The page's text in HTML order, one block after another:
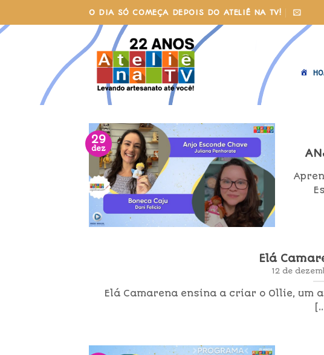
to
content
O DIA SÓ COMEÇA DEPOIS DO ATELIÊ NA TV!
29
dez
Elá
12 de
Elá Camarena ensina a criar o Ollie, um